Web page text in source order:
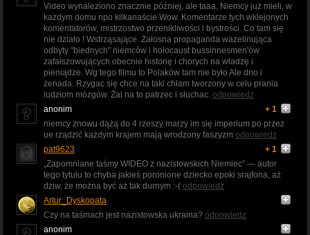
Video wynaleziono znacznie później, ale taaa, Niemcy już mieli, w
każdym domu npo kilkanaście Wow. Komentarze tych wklejonych
komentatorów, mistrzostwo przenikliwości i bystrości. Co tam się
nie działo ! Wstrząsające. Żałosna propaganda wazelinująca
odbyty "biednych" niemców i holocaust bussinnesmen'ów
zafałszowujących obecnie historię i chorych na władzę i
pieniądze. Wg tego filmu to Polaków tam nie było Ale dno i
żenada. Rzygac się chce na taki chłam tworzony w celu prania
ludziom mózgów. Żal na to patrzec i słuchac. odpowiedz
anonim
+ 1
niemcy znowu dążą do 4 rzeszy marzy im się imperium po przez
ue rządzić każdym krajem mają wrodzony faszyzm odpowiedz
pat9623
+ 1
„Zapomniane taśmy WIDEO z nazistowskich Niemiec” — autor
tego tytułu to chyba jakieś poronione dziecko epoki srajfona, aż
dziw, że można być aż tak durnym :-( odpowiedz
Artur_Dyskopata
Czy na taśmach jest nazistowska ukraina? odpowiedz
anonim